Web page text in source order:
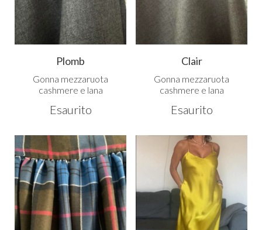
Plomb
Gonna mezzaruota
cashmere e lana
Esaurito
Clair
Gonna mezzaruota
cashmere e lana
Esaurito